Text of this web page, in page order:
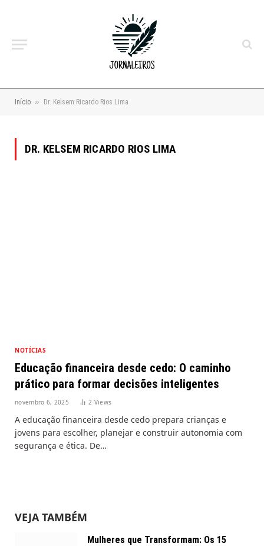
Início » Dr. Kelsem Ricardo Rios Lima
DR. KELSEM RICARDO RIOS LIMA
NOTÍCIAS
Educação financeira desde cedo: O caminho
prático para formar decisões inteligentes
novembro 6, 2025 2 Views
A educação financeira desde cedo prepara crianças e
jovens para escolher, planejar e construir autonomia com
segurança e ética. De…
VEJA TAMBÉM
Mulheres que Transformam: Os 15